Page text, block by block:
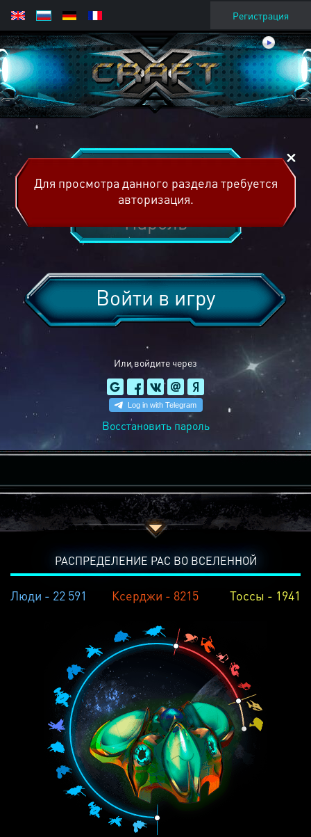
Регистрация
Или войдите через
Войти в игру
Восстановить пароль
Для просмотра данного раздела требуется
авторизация.
РАСПРЕДЕЛЕНИЕ РАС ВО ВСЕЛЕННОЙ
Люди - 22 591 Ксерджи - 8215 Тоссы - 1941